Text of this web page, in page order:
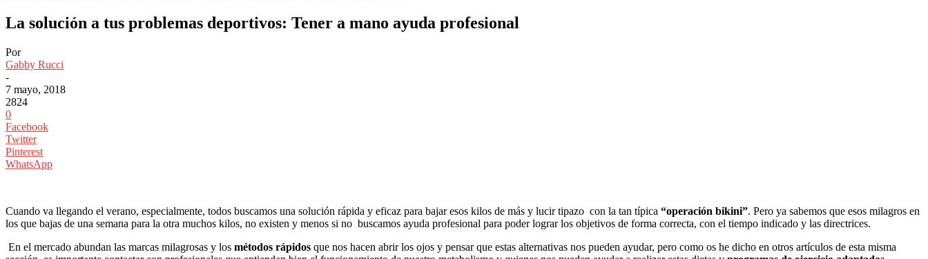
La solución a tus problemas deportivos: Tener a mano ayuda profesional
Por
Gabby Rucci
-
7 mayo, 2018
2824
0
Facebook
Twitter
Pinterest
WhatsApp
Cuando va llegando el verano, especialmente, todos buscamos una solución rápida y eficaz para bajar esos kilos de más y lucir tipazo con la tan típica “operación bikini”. Pero ya sabemos que esos milagros en
los que bajas de una semana para la otra muchos kilos, no existen y menos si no buscamos ayuda profesional para poder lograr los objetivos de forma correcta, con el tiempo indicado y las directrices.
En el mercado abundan las marcas milagrosas y los métodos rápidos que nos hacen abrir los ojos y pensar que estas alternativas nos pueden ayudar, pero como os he dicho en otros artículos de esta misma